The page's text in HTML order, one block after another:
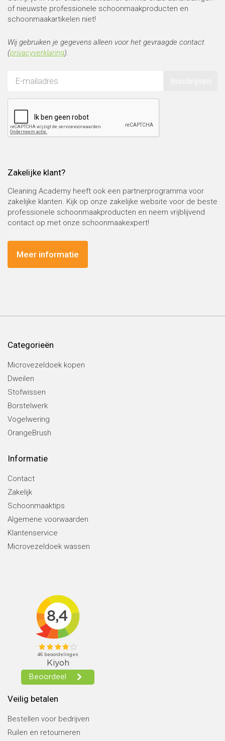
of nieuwste professionele schoonmaakproducten en
schoonmaakartikelen niet!
Wij gebruiken je gegevens alleen voor het gevraagde contact
(privacyverklaring).
Zakelijke klant?
Cleaning Academy heeft ook een partnerprogramma voor
zakelijke klanten. Kijk op onze zakelijke website voor de beste
professionele schoonmaakproducten en neem vrijblijvend
contact op met onze schoonmaakexpert!
Meer informatie
Categorieën
Microvezeldoek kopen
Dweilen
Stofwissen
Borstelwerk
Vogelwering
OrangeBrush
Informatie
Contact
Zakelijk
Schoonmaaktips
Algemene voorwaarden
Klantenservice
Microvezeldoek wassen
Veilig betalen
Bestellen voor bedrijven
Ruilen en retourneren